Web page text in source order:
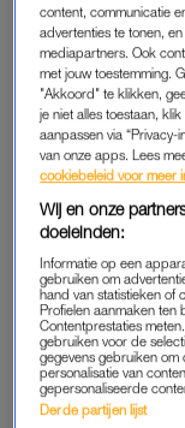
Krijg
artikelen
Lees
Geniet
lekkere
content, communicatie
advertenties te tonen,
mediapartners. Ook
met jouw toestemming.
"Akkoord" te klikken,
je niet alles toestaan,
aanpassen via “Privacy-
van onze apps. Lees
cookiebeleid voor meer
Wij en onze
doeleinden:
Informatie op een
gebruiken om
hand van statistieken of
Profielen aanmaken ten
Contentprestaties
gebruiken voor de
gegevens gebruiken om
personalisatie van
gepersonaliseerde
Derde partijen lijst